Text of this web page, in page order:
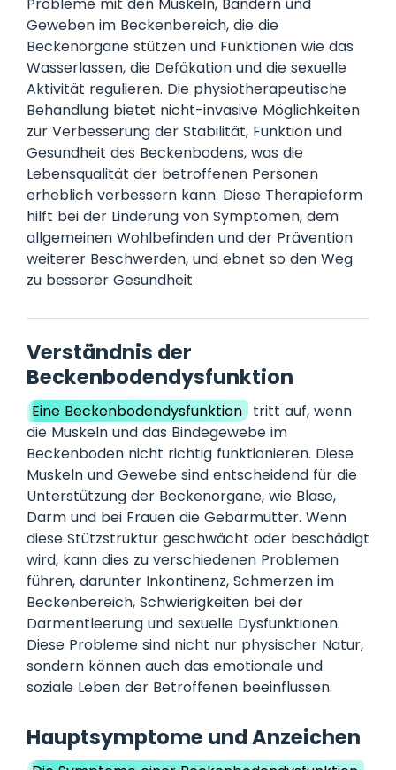
Probleme mit den Muskeln, Bändern und
Geweben im Beckenbereich, die die
Beckenorgane stützen und Funktionen wie das
Wasserlassen, die Defäkation und die sexuelle
Aktivität regulieren. Die physiotherapeutische
Behandlung bietet nicht-invasive Möglichkeiten
zur Verbesserung der Stabilität, Funktion und
Gesundheit des Beckenbodens, was die
Lebensqualität der betroffenen Personen
erheblich verbessern kann. Diese Therapieform
hilft bei der Linderung von Symptomen, dem
allgemeinen Wohlbefinden und der Prävention
weiterer Beschwerden, und ebnet so den Weg
zu besserer Gesundheit.
Verständnis der
Beckenbodendysfunktion
Eine Beckenbodendysfunktion tritt auf, wenn
die Muskeln und das Bindegewebe im
Beckenboden nicht richtig funktionieren. Diese
Muskeln und Gewebe sind entscheidend für die
Unterstützung der Beckenorgane, wie Blase,
Darm und bei Frauen die Gebärmutter. Wenn
diese Stützstruktur geschwächt oder beschädigt
wird, kann dies zu verschiedenen Problemen
führen, darunter Inkontinenz, Schmerzen im
Beckenbereich, Schwierigkeiten bei der
Darmentleerung und sexuelle Dysfunktionen.
Diese Probleme sind nicht nur physischer Natur,
sondern können auch das emotionale und
soziale Leben der Betroffenen beeinflussen.
Hauptsymptome und Anzeichen